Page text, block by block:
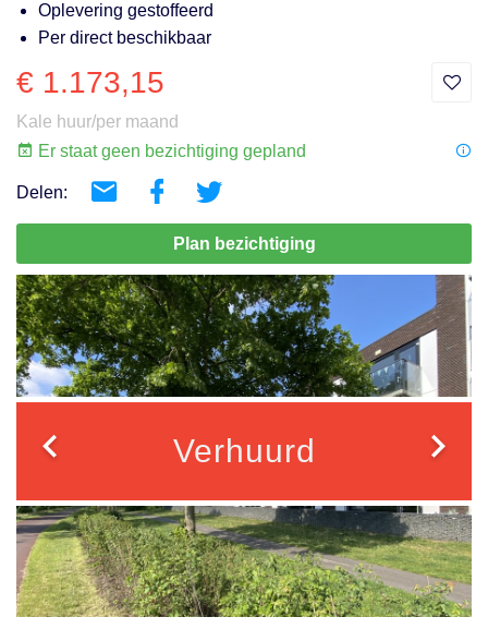
Oplevering gestoffeerd
Per direct beschikbaar
€ 1.173,15
Kale huur/per maand
Er staat geen bezichtiging gepland
Delen:
Plan bezichtiging
Verhuurd